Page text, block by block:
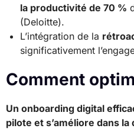
la productivité de 70 %
(Deloitte).
L’intégration de la
significativement
Comment
Un onboarding digital
pilote et s’améliore dans la